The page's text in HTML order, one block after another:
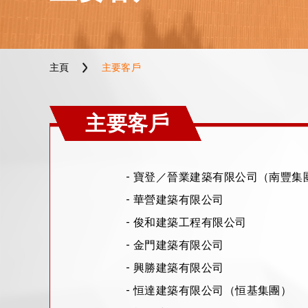
主頁 主要客戶
主要客戶
- 寶登／晉業建築有限公司（南豐集
- 華營建築有限公司
- 俊和建築工程有限公司
- 金門建築有限公司
- 興勝建築有限公司
- 恒達建築有限公司（恒基集團）